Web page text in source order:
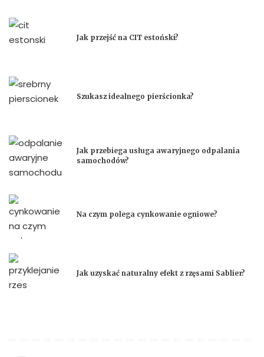
Jak przejść na CIT estoński?
Szukasz idealnego pierścionka?
Jak przebiega usługa awaryjnego odpalania
samochodów?
Na czym polega cynkowanie ogniowe?
Jak uzyskać naturalny efekt z rzęsami Sablier?